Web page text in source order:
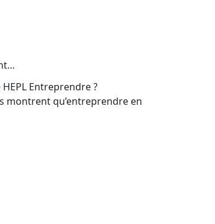
Entreprendre ?
montrent qu’entreprendre en